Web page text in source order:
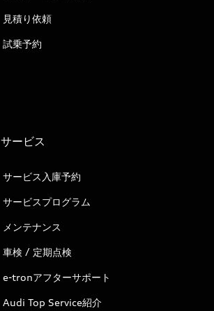
見積り依頼
試乗予約
サービス
サービス入庫予約
サービスプログラム
メンテナンス
車検 / 定期点検
e-tronアフターサポート
Audi Top Service紹介